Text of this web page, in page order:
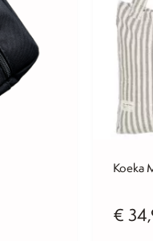
Koeka
€